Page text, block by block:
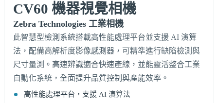
CV60 機器視覺相機
Zebra Technologies 工業相機
此智慧型檢測系統搭載高性能處理平台並支援 AI 演算
法，配備高解析度影像感測器，可精準進行缺陷檢測與
尺寸量測。高速辨識適合快速產線，並能靈活整合工業
自動化系統，全面提升品質控制與產能效率。
高性能處理平台，支援 AI 演算法